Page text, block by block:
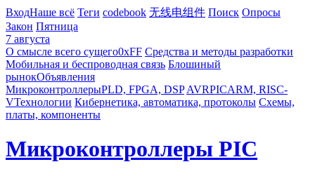
ВходНаше всё Теги codebook 无线电组件 Поиск Опросы
Закон Пятница
7 августа
О смысле всего сущего0xFF Средства и методы разработки
Мобильная и беспроводная связь Блошиный
рынокОбъявления
МикроконтроллерыPLD, FPGA, DSP AVRPICARM, RISC-
VТехнологии Кибернетика, автоматика, протоколы Схемы,
платы, компоненты
Микроконтроллеры PIC